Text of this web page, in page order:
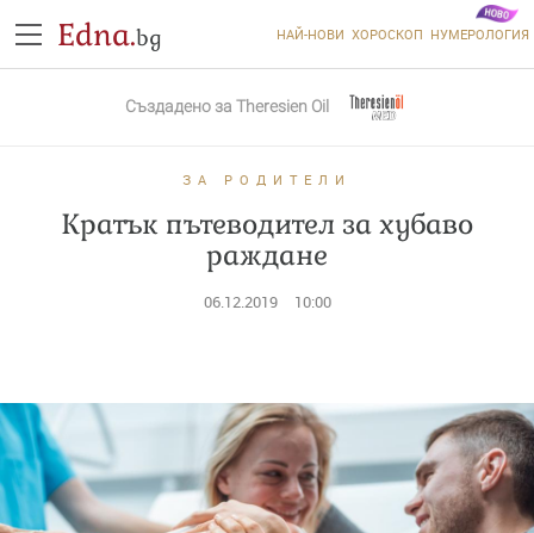
Edna.bg НАЙ-НОВИ ХОРОСКОП НУМЕРОЛОГИЯ
Създадено заTheresien Oil
ЗА РОДИТЕЛИ
Кратък пътеводител за хубаво
раждане
06.12.2019 10:00